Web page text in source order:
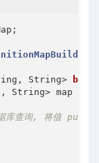
String>
String> map =
库查询, 将值 put